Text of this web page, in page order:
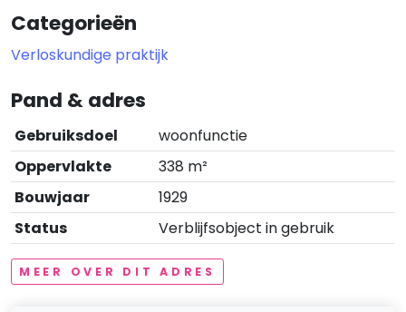
Categorieën
Verloskundige praktijk
Pand & adres
Gebruiksdoel
woonfunctie
Oppervlakte
338 m²
Bouwjaar
1929
Status
Verblijfsobject in gebruik
MEER OVER DIT ADRES